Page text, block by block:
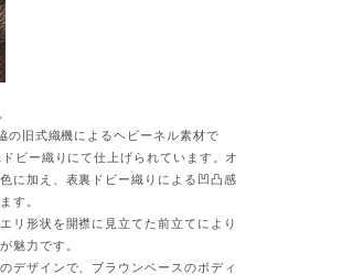
旧式織機によるヘビーネル素材で
ビー織りにて仕上げられています。オ
に加え、表裏ドビー織りによる凹凸感
す。
リ形状を開襟に見立てた前立てにより
魅力です。
デザインで、ブラウンベースのボディ